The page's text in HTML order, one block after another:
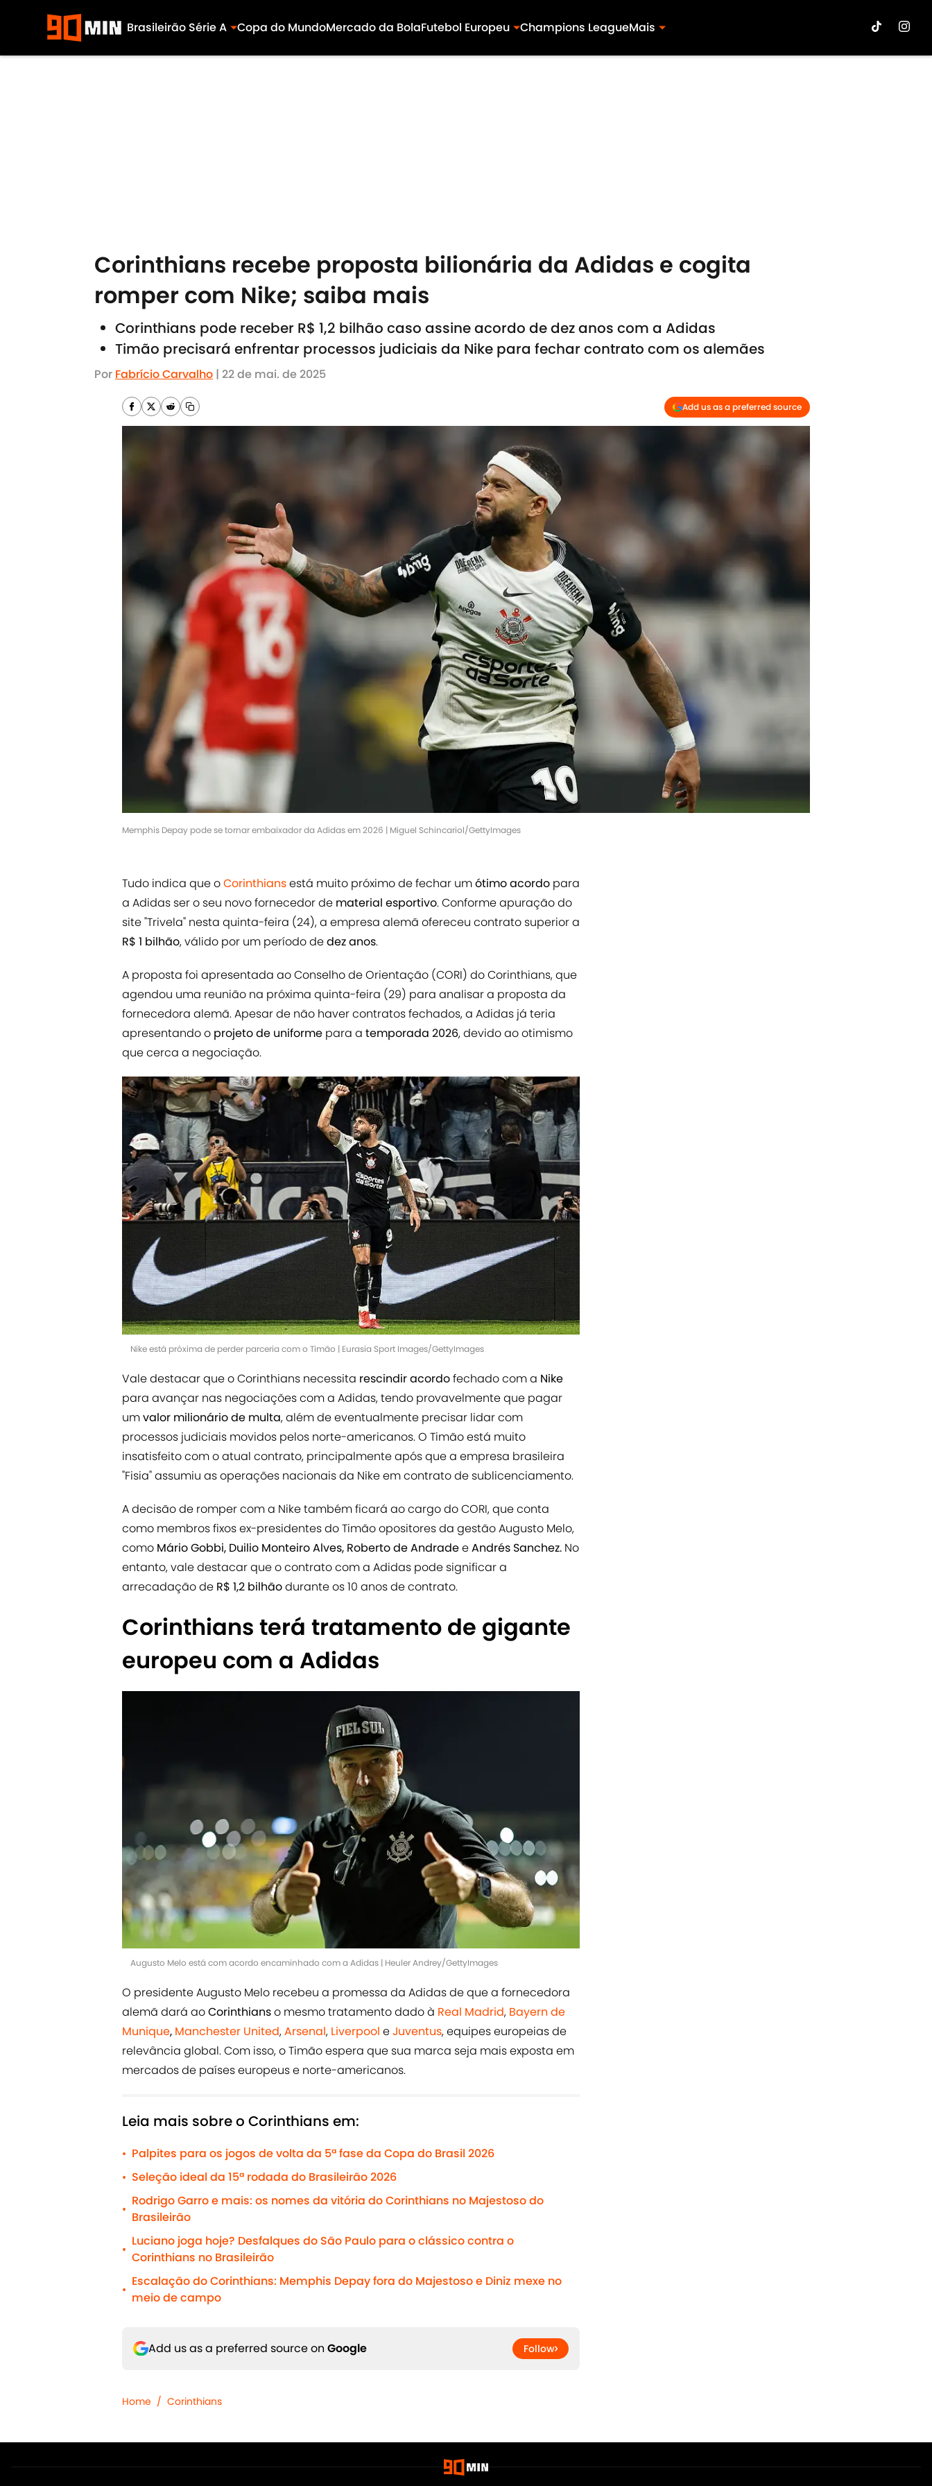
Brasileirão Série A Copa do MundoMercado da BolaFutebol Europeu Champions LeagueMais
Corinthians recebe proposta bilionária da Adidas e cogita
romper com Nike; saiba mais
Corinthians pode receber R$ 1,2 bilhão caso assine acordo de dez anos com a Adidas
Timão precisará enfrentar processos judiciais da Nike para fechar contrato com os alemães
Por Fabrício Carvalho | 22 de mai. de 2025
Add us as a preferred source
Memphis Depay pode se tornar embaixador da Adidas em 2026 | Miguel Schincariol/GettyImages
Tudo indica que oCorinthiansestá muito próximo de fechar umótimo acordo para
a Adidas ser o seu novo fornecedor de material esportivo. Conforme apuração do
site "Trivela" nesta quinta-feira (24), a empresa alemã ofereceu contrato superior a
R$ 1 bilhão, válido por um período dedez anos.
A proposta foi apresentada ao Conselho de Orientação (CORI) do Corinthians, que
agendou uma reunião na próxima quinta-feira (29) para analisar a proposta da
fornecedora alemã. Apesar de não haver contratos fechados, a Adidas já teria
apresentando o projeto de uniforme para a temporada 2026, devido ao otimismo
que cerca a negociação.
Nike está próxima de perder parceria com o Timão | Eurasia Sport Images/GettyImages
Vale destacar que o Corinthians necessita rescindir acordofechado com a Nike
para avançar nas negociações com a Adidas, tendo provavelmente que pagar
umvalor milionário de multa, além de eventualmente precisar lidar com
processos judiciais movidos pelos norte-americanos. O Timão está muito
insatisfeito com o atual contrato, principalmente após que a empresa brasileira
"Fisia" assumiu as operações nacionais da Nike em contrato de sublicenciamento.
A decisão de romper com a Nike também ficará ao cargo do CORI, que conta
como membros fixos ex-presidentes do Timão opositores da gestão Augusto Melo,
como Mário Gobbi, Duilio Monteiro Alves, Roberto de AndradeeAndrés Sanchez. No
entanto, vale destacar que o contrato com a Adidas pode significar a
arrecadação de R$ 1,2 bilhãodurante os 10 anos de contrato.
Corinthians terá tratamento de gigante
europeu com a Adidas
Augusto Melo está com acordo encaminhado com a Adidas | Heuler Andrey/GettyImages
O presidente Augusto Melo recebeu a promessa da Adidas de que a fornecedora
alemã dará aoCorinthianso mesmo tratamento dado à Real Madrid, Bayern de
Munique, Manchester United,Arsenal, Liverpool eJuventus, equipes europeias de
relevância global. Com isso, o Timão espera que sua marca seja mais exposta em
mercados de países europeus e norte-americanos.
Leia mais sobre o Corinthians em:
• Palpites para os jogos de volta da 5ª fase da Copa do Brasil 2026
• Seleção ideal da 15ª rodada do Brasileirão 2026
•
Rodrigo Garro e mais: os nomes da vitória do Corinthians no Majestoso do
Brasileirão
•
Luciano joga hoje? Desfalques do São Paulo para o clássico contra o
Corinthians no Brasileirão
•
Escalação do Corinthians: Memphis Depay fora do Majestoso e Diniz mexe no
meio de campo
Add us as a preferred source on Google Follow
Home / Corinthians